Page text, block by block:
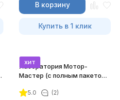
В корзину
Купить в 1 клик
хит
Лаборатория Мотор-
Мастер (с полным пакетом
5.0 (2)